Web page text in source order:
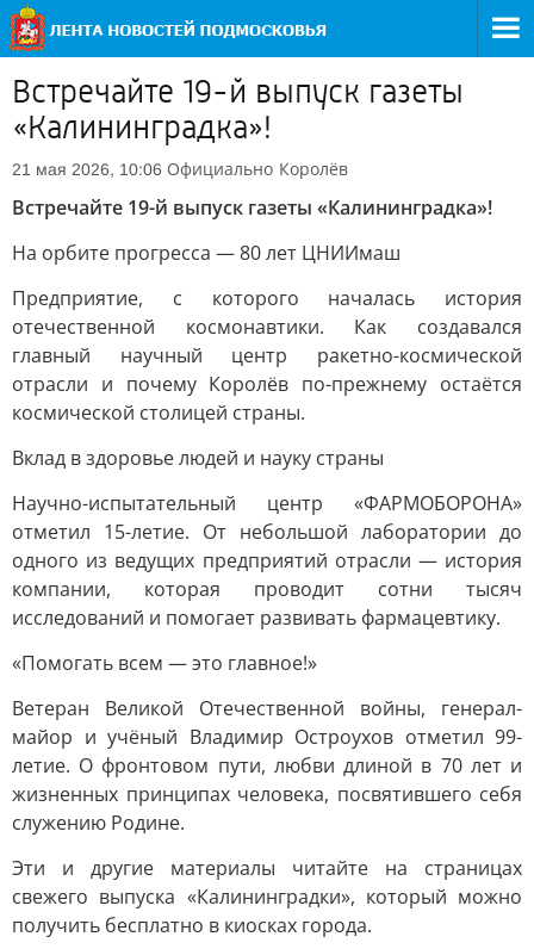
Встречайте 19-й выпуск газеты
«Калининградка»!
21 мая 2026, 10:06 Официально Королёв
Встречайте 19-й выпуск газеты «Калининградка»!
На орбите прогресса — 80 лет ЦНИИмаш
Предприятие, с которого началась история
отечественной космонавтики. Как создавался
главный научный центр ракетно-космической
отрасли и почему Королёв по-прежнему остаётся
космической столицей страны.
Вклад в здоровье людей и науку страны
Научно-испытательный центр «ФАРМОБОРОНА»
отметил 15-летие. От небольшой лаборатории до
одного из ведущих предприятий отрасли — история
компании, которая проводит сотни тысяч
исследований и помогает развивать фармацевтику.
«Помогать всем — это главное!»
Ветеран Великой Отечественной войны, генерал-
майор и учёный Владимир Остроухов отметил 99-
летие. О фронтовом пути, любви длиной в 70 лет и
жизненных принципах человека, посвятившего себя
служению Родине.
Эти и другие материалы читайте на страницах
свежего выпуска «Калининградки», который можно
получить бесплатно в киосках города.